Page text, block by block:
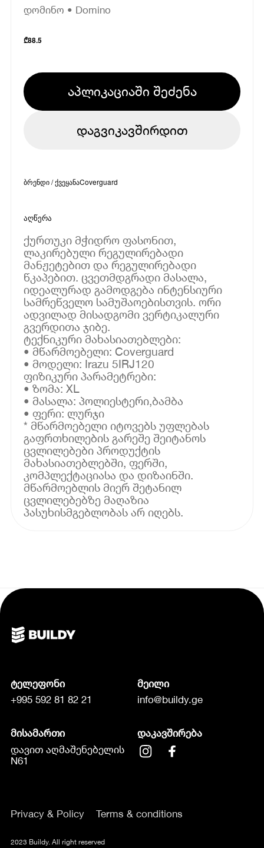
დომინო • Domino
₾88.5
აპლიკაციაში შეძენა
დაგვიკავშირდით
ბრენდი / ქვეყანაCoverguard
აღწერა
ქურთუკი მჭიდრო ფასონით,
ლაკირებული რეგულირებადი
მანჟეტებით და რეგულირებადი
წკაპებით. ცვეთმდგრადი მასალა,
იდეალურად გამოდგება ინტენსიური
სამრეწველო სამუშაოებისთვის. ორი
ადვილად მისადგომი ვერტიკალური
გვერდითა ჯიბე.
ტექნიკური მახასიათებლები:
• მწარმოებელი: Coverguard
• მოდელი: Irazu 5IRJ120
ფიზიკური პარამეტრები:
• ზომა: XL
• მასალა: პოლიესტერი,ბამბა
• ფერი: ლურჯი
* მწარმოებელი იტოვებს უფლებას
გაფრთხილების გარეშე შეიტანოს
ცვლილებები პროდუქტის
მახასიათებლებში, ფერში,
კომპლექტაციასა და დიზაინში.
მწარმოებლის მიერ შეტანილ
ცვლილებებზე მაღაზია
პასუხისმგებლობას არ იღებს.
ტელეფონი
+995 592 81 82 21
მეილი
info@buildy.ge
მისამართი
დავით აღმაშენებელის
N61
დაკავშირება
Privacy & Policy Terms & conditions
2023 Buildy. All right reserved